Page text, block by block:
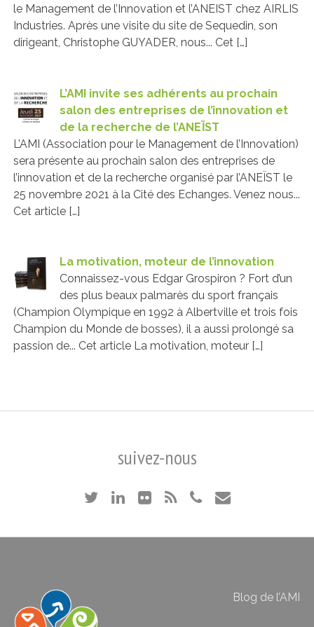
le Management de l’Innovation et l’ANEIST chez AIRLIS
Industries. Après une visite du site de Sequedin, son
dirigeant, Christophe GUYADER, nous... Cet […]
L’AMI invite ses adhérents au prochain
salon des entreprises de l’innovation et
de la recherche de l’ANEÏST
L’AMI (Association pour le Management de l’Innovation)
sera présente au prochain salon des entreprises de
l’innovation et de la recherche organisé par l’ANEÏST le
25 novembre 2021 à la Cité des Echanges. Venez nous...
Cet article […]
La motivation, moteur de l’innovation
Connaissez-vous Edgar Grospiron ? Fort d’un
des plus beaux palmarès du sport français
(Champion Olympique en 1992 à Albertville et trois fois
Champion du Monde de bosses), il a aussi prolongé sa
passion de... Cet article La motivation, moteur […]
suivez-nous
Blog de l’AMI